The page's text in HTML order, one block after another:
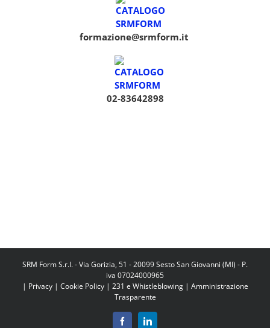
formazione@srmform.it
02-83642898
SRM Form S.r.l. - Via Gorizia, 51 - 20099 Sesto San Giovanni (MI) - P.
iva 07024000965
| Privacy| Cookie Policy| 231 e Whistleblowing| Amministrazione
Trasparente
FacebookLinkedIn